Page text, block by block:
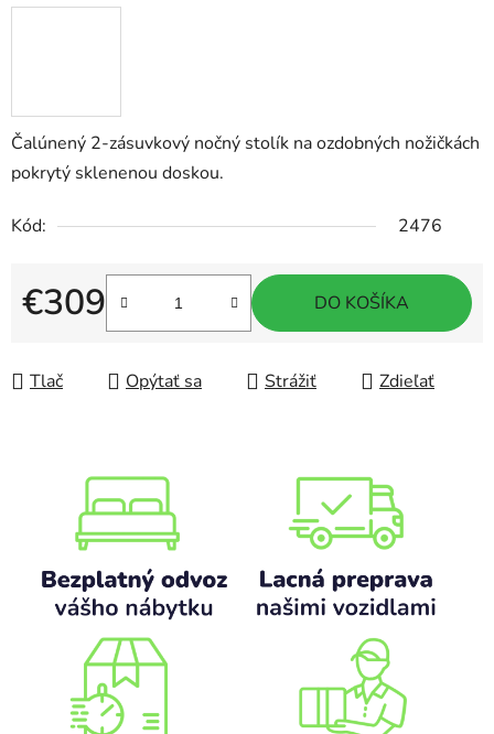
Čalúnený 2-zásuvkový nočný stolík na ozdobných nožičkách
pokrytý sklenenou doskou.
Kód: 2476
€309
Jednotková cena:
DO KOŠÍKA
Tlač Opýtať sa Strážiť Zdieľať